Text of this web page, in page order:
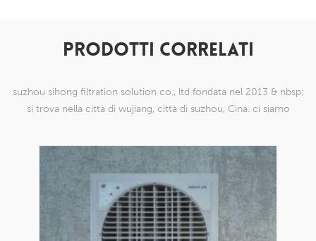
PRODOTTI CORRELATI
suzhou sihong filtration solution co., ltd fondata nel 2013 & nbsp;
si trova nella città di wujiang, città di suzhou, Cina. ci siamo